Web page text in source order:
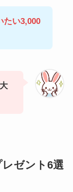
たい3,000
ゼント6選